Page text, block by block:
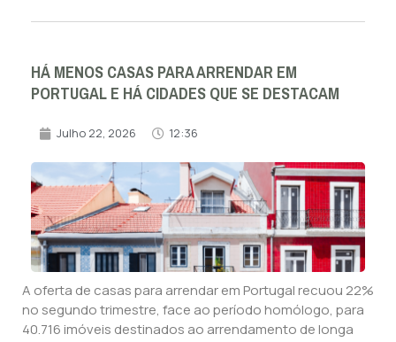
HÁ MENOS CASAS PARA ARRENDAR EM
PORTUGAL E HÁ CIDADES QUE SE DESTACAM
Julho 22, 2026 12:36
A oferta de casas para arrendar em Portugal recuou 22%
no segundo trimestre, face ao período homólogo, para
40.716 imóveis destinados ao arrendamento de longa